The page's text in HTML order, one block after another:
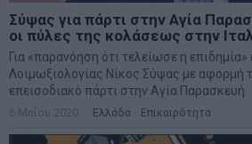
Σύψας για πάρτι στην Αγία
οι πύλες της κολάσεως στην
Για «παρανόηση ότι τελείωσε η
Λοιμωξιολογίας Νίκος Σύψας με αφορμή
επεισοδιακό πάρτι στην Αγία Παρασκευή
6 Μαΐου 2020 Ελλάδα Επικαιρότητα